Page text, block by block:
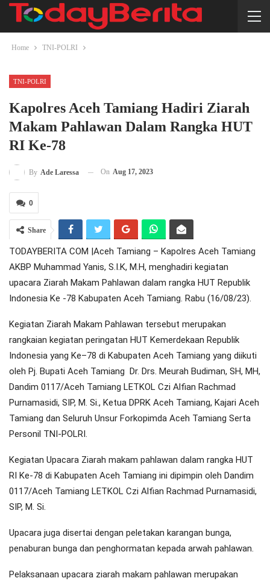
Home TNI-POLRI
TNI-POLRI
Kapolres Aceh Tamiang Hadiri Ziarah
Makam Pahlawan Dalam Rangka HUT
RI Ke-78
By Ade Laressa On Aug 17, 2023
0
Share
TODAYBERITA COM |Aceh Tamiang – Kapolres Aceh Tamiang
AKBP Muhammad Yanis, S.I.K, M.H, menghadiri kegiatan
upacara Ziarah Makam Pahlawan dalam rangka HUT Republik
Indonesia Ke -78 Kabupaten Aceh Tamiang. Rabu (16/08/23).
Kegiatan Ziarah Makam Pahlawan tersebut merupakan
rangkaian kegiatan peringatan HUT Kemerdekaan Republik
Indonesia yang Ke–78 di Kabupaten Aceh Tamiang yang diikuti
oleh Pj. Bupati Aceh Tamiang Dr. Drs. Meurah Budiman, SH, MH,
Dandim 0117/Aceh Tamiang LETKOL Czi Alfian Rachmad
Purnamasidi, SIP, M. Si., Ketua DPRK Aceh Tamiang, Kajari Aceh
Tamiang dan Seluruh Unsur Forkopimda Aceh Tamiang Serta
Personil TNI-POLRI.
Kegiatan Upacara Ziarah makam pahlawan dalam rangka HUT
RI Ke-78 di Kabupaten Aceh Tamiang ini dipimpin oleh Dandim
0117/Aceh Tamiang LETKOL Czi Alfian Rachmad Purnamasidi,
SIP, M. Si.
Upacara juga disertai dengan peletakan karangan bunga,
penaburan bunga dan penghormatan kepada arwah pahlawan.
Pelaksanaan upacara ziarah makam pahlawan merupakan